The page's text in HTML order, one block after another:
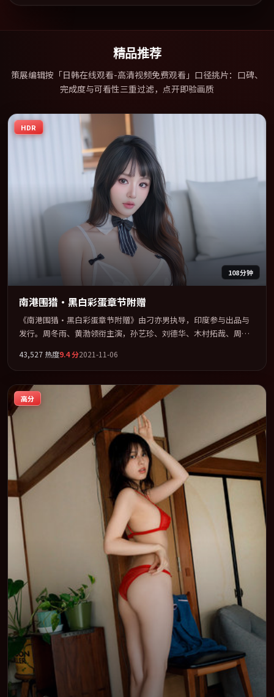
精品推荐
策展编辑按「日韩在线观看-高清视频免费观看」口径挑片：口碑、
完成度与可看性三重过滤，点开即验画质
HDR
108分钟
南港围猎·黑白彩蛋章节附赠
《南港围猎·黑白彩蛋章节附赠》由刁亦男执导，印度参与出品与
发行。周冬雨、黄渤领衔主演，孙艺珍、刘德华、木村拓哉、周迅
「喜剧」类型为骨架，在叙事、表演与视听上力求统一。定于
2021-10-11 在内地院线及主流平台同步亮相，2021 年度话题片中口
碑稳健，适合喜欢强情节与人物弧光的观众完整观看。
43,527 热度9.4分2021-11-06
高分